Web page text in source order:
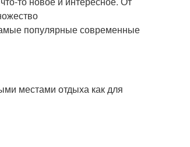
популярные современные
местами отдыха как для